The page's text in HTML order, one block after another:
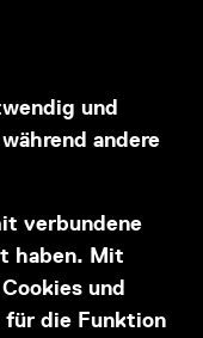
und
andere
verbundene
haben. Mit
und
für die Funktion